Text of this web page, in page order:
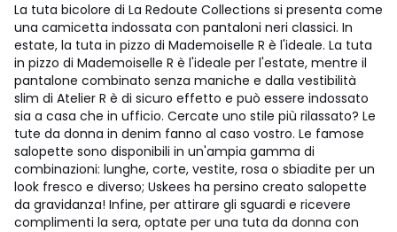
La tuta bicolore di La Redoute Collections si presenta come
una camicetta indossata con pantaloni neri classici. In
estate, la tuta in pizzo di Mademoiselle R è l'ideale. La tuta
in pizzo di Mademoiselle R è l'ideale per l'estate, mentre il
pantalone combinato senza maniche e dalla vestibilità
slim di Atelier R è di sicuro effetto e può essere indossato
sia a casa che in ufficio. Cercate uno stile più rilassato? Le
tute da donna in denim fanno al caso vostro. Le famose
salopette sono disponibili in un'ampia gamma di
combinazioni: lunghe, corte, vestite, rosa o sbiadite per un
look fresco e diverso; Uskees ha persino creato salopette
da gravidanza! Infine, per attirare gli sguardi e ricevere
complimenti la sera, optate per una tuta da donna con